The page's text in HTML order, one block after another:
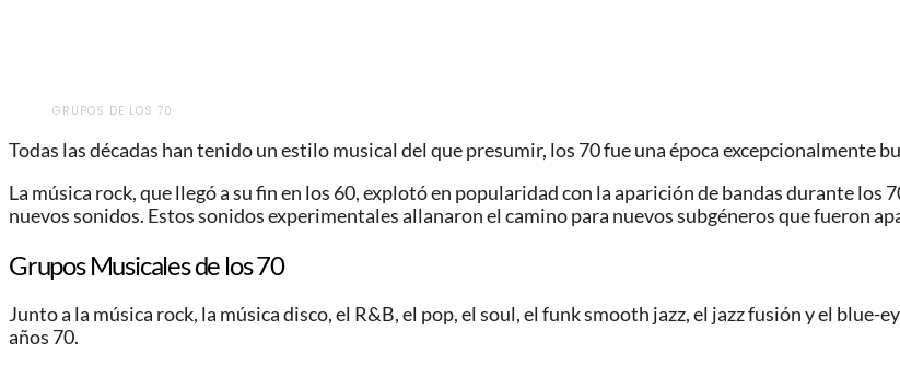
GRUPOS DE LOS 70
Todas las décadas han tenido un estilo musical del que presumir, los 70 fue una época excepcionalmente
La música rock, que llegó a su fin en los 60, explotó en popularidad con la aparición de bandas durante
nuevos sonidos. Estos sonidos experimentales allanaron el camino para nuevos subgéneros que fueron
Grupos Musicales de los 70
Junto a la música rock, la música disco, el R&B, el pop, el soul, el funk smooth jazz, el jazz fusión y el
años 70.